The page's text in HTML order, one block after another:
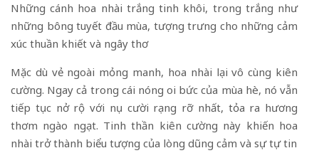
Những cánh hoa nhài trắng tinh khôi, trong trắng như
những bông tuyết đầu mùa, tượng trưng cho những cảm
xúc thuần khiết và ngây thơ
Mặc dù vẻ ngoài mỏng manh, hoa nhài lại vô cùng kiên
cường. Ngay cả trong cái nóng oi bức của mùa hè, nó vẫn
tiếp tục nở rộ với nụ cười rạng rỡ nhất, tỏa ra hương
thơm ngào ngạt. Tinh thần kiên cường này khiến hoa
nhài trở thành biểu tượng của lòng dũng cảm và sự tự tin